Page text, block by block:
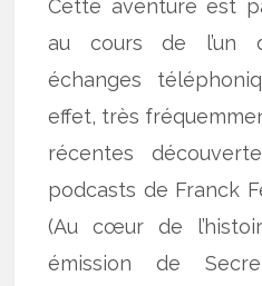
Cette aventure est
au cours de l’un
échanges
effet, très
récentes
podcasts de Franck
(Au cœur de
émission de